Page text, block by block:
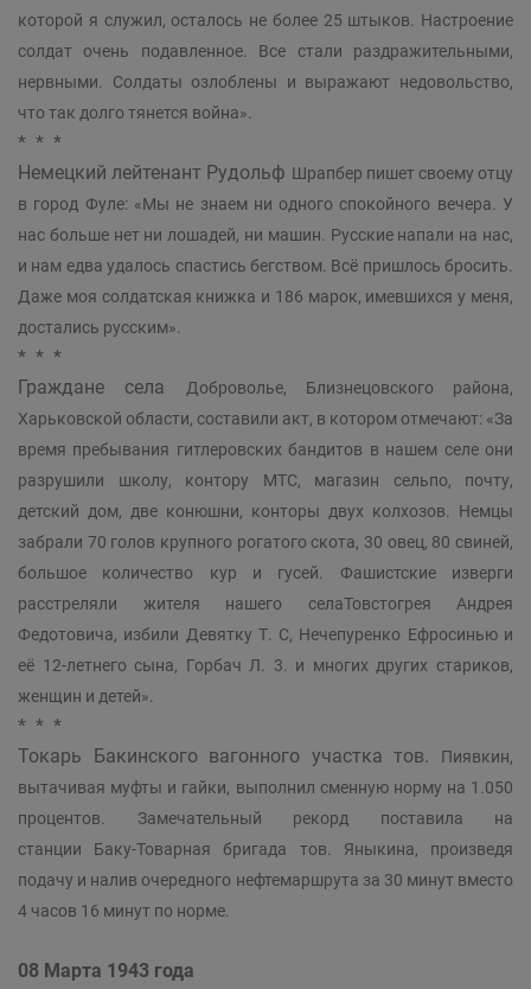
которой я служил, осталось не более 25 штыков. Настроение
солдат очень подавленное. Все стали раздражительными,
нервными. Солдаты озлоблены и выражают недовольство,
что так долго тянется война».
* * *
Немецкий лейтенант Рудольф Шрапбер пишет своему отцу
в город Фуле: «Мы не знаем ни одного спокойного вечера. У
нас больше нет ни лошадей, ни машин. Русские напали на нас,
и нам едва удалось спастись бегством. Всё пришлось бросить.
Даже моя солдатская книжка и 186 марок, имевшихся у меня,
достались русским».
* * *
Граждане села
Доброволье, Близнецовского района,
Харьковской области, составили акт, в котором отмечают: «За
время пребывания гитлеровских бандитов в нашем селе они
разрушили школу, контору МТС, магазин сельпо, почту,
детский дом, две конюшни, конторы двух колхозов. Немцы
забрали 70 голов крупного рогатого скота, 30 овец, 80 свиней,
большое количество кур и гусей. Фашистские изверги
расстреляли жителя нашего селаТовстогрея Андрея
Федотовича, избили Девятку Т. С, Нечепуренко Ефросинью и
её 12-летнего сына, Горбач Л. 3. и многих других стариков,
женщин и детей».
* * *
Токарь Бакинского вагонного участка тов.
Пиявкин,
вытачивая муфты и гайки, выполнил сменную норму на 1.050
процентов. Замечательный рекорд поставила на
станции Баку-Товарная бригада тов. Яныкина, произведя
подачу и налив очередного нефтемаршрута за 30 минут вместо
4 часов 16 минут по норме.
08 Марта 1943 года